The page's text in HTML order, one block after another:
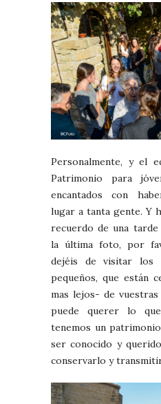
Personalmente, y el
Patrimonio para
encantados con
lugar a tanta gente. Y
recuerdo de una tarde
la última foto, por
dejéis de visitar los
pequeños, que están
mas lejos- de
puede querer lo
tenemos un
ser conocido y
conservarlo y